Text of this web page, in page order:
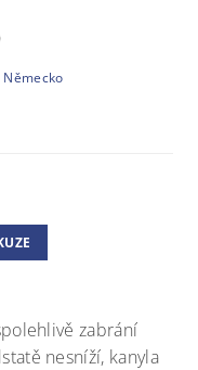
zabrání
nesníží, kanyla